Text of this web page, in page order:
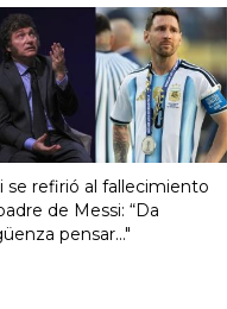
se refirió al fallecimiento
de Messi: “Da
pensar..."